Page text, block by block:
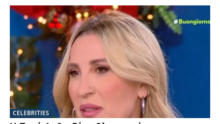
CELEBRITIES